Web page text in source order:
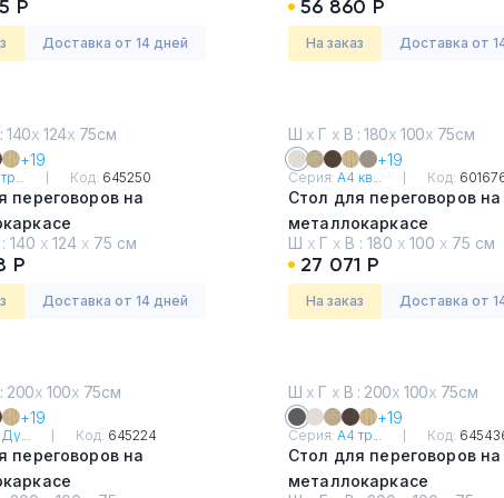
Р
Доставка от 14 дней
56 860 Р
На заказ Доставка от
140х 124х 75см
+19
Код: 645250
переговоров на
премиум
140 х 124 х 75 см
Р
Доставка от 14 дней
Ш х Г х В : 180х 100х 75см
+19
Серия:А4 кв... Код:
Стол для переговоров на
металлокаркасе
Дуб Шамони
Ш х Г х В : 180 х 100 х 75 см
27 071 Р
На заказ Доставка от
200х 100х 75см
+19
Код: 645224
переговоров на
Ш х Г х В : 200х 100х 75см
+19
Серия:А4 тр... Код:
Стол для переговоров на
металлокаркасе